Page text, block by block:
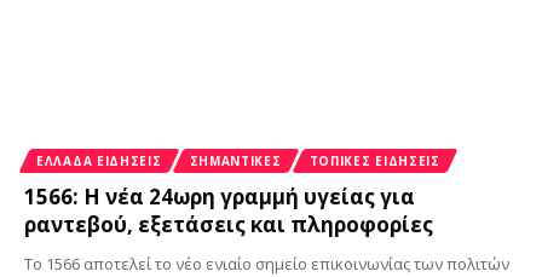
ΕΛΛΆΔΑ ΕΙΔΉΣΕΙΣ ΣΗΜΑΝΤΙΚΈΣ ΤΟΠΙΚΈΣ ΕΙΔΉΣΕΙΣ
1566: Η νέα 24ωρη γραμμή υγείας για
ραντεβού, εξετάσεις και πληροφορίες
Το 1566 αποτελεί το νέο ενιαίο σημείο επικοινωνίας των πολιτών